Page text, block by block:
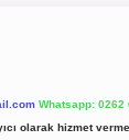
Whatsapp: 0262
olarak hizmet